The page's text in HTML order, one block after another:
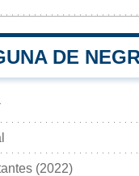
DE
(2022)